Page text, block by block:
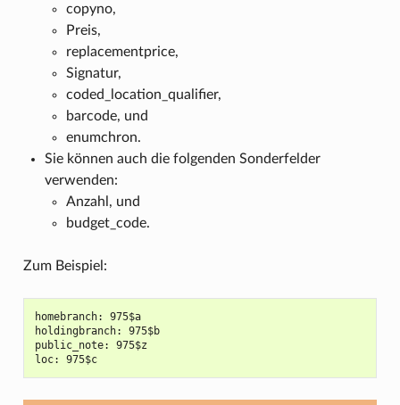
copyno,
Preis,
replacementprice,
Signatur,
coded_location_qualifier,
barcode, und
enumchron.
Sie können auch die folgenden Sonderfelder
verwenden:
Anzahl, und
budget_code.
Zum Beispiel:
homebranch: 975$a
holdingbranch: 975$b
public_note: 975$z
loc: 975$c